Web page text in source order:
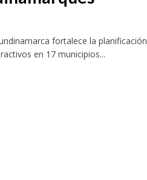
fortalece la planificación
en 17 municipios...